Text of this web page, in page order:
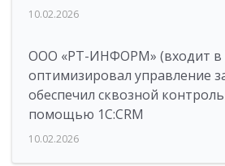
10.02.2026
ООО «РТ-ИНФОРМ» (входит в
оптимизировал управление
обеспечил сквозной
помощью 1С:CRM
10.02.2026